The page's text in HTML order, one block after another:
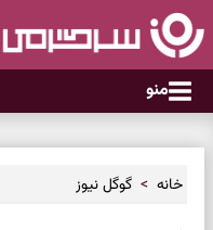
منو
خانه گوگل نیوز